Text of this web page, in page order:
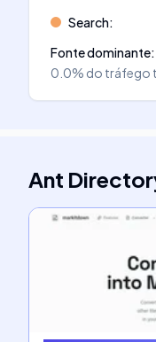
Search:
Fonte dominante:
0.0% do tráfego
Ant